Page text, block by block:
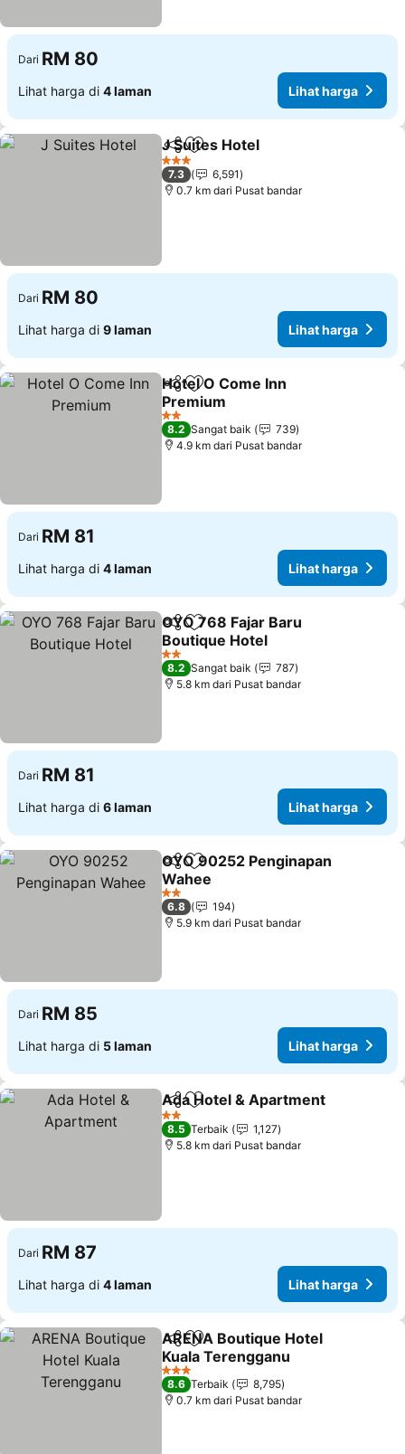
Dari RM 80
Lihat harga di 4 laman Lihat harga
KongsiTambah ke favorit
J Suites Hotel
3 Bintang
7.3
6,591
0.7 km dari Pusat bandar
Dari RM 80
Lihat harga di 9 laman Lihat harga
KongsiTambah ke favorit
Hotel O Come Inn
Premium
2 Bintang
8.2 Sangat baik
739
4.9 km dari Pusat bandar
Dari RM 81
Lihat harga di 4 laman Lihat harga
KongsiTambah ke favorit
OYO 768 Fajar Baru
Boutique Hotel
2 Bintang
8.2 Sangat baik
787
5.8 km dari Pusat bandar
Dari RM 81
Lihat harga di 6 laman Lihat harga
KongsiTambah ke favorit
OYO 90252 Penginapan
Wahee
2 Bintang
6.8
194
5.9 km dari Pusat bandar
Dari RM 85
Lihat harga di 5 laman Lihat harga
KongsiTambah ke favorit
Ada Hotel & Apartment
2 Bintang
8.5 Terbaik
1,127
5.8 km dari Pusat bandar
Dari RM 87
Lihat harga di 4 laman Lihat harga
KongsiTambah ke favorit
ARENA Boutique Hotel
Kuala Terengganu
3 Bintang
8.6 Terbaik
8,795
0.7 km dari Pusat bandar